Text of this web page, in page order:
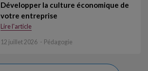
Développer la culture économique de
votre entreprise
Lire l'article
12 juillet 2026 Pédagogie